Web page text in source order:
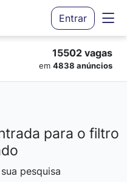
Entrar
15502 vagas
em 4838 anúncios
para o filtro
pesquisa